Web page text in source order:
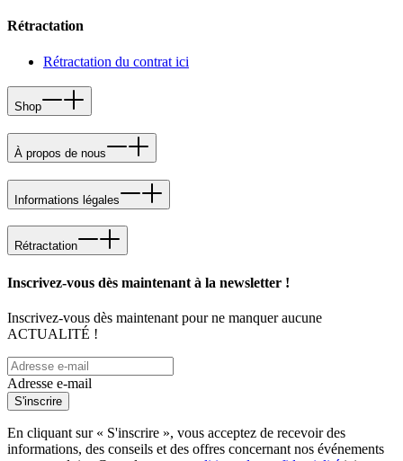
Rétractation
Rétractation du contrat ici
Shop
À propos de nous
Informations légales
Rétractation
Inscrivez-vous dès maintenant à la newsletter !
Inscrivez-vous dès maintenant pour ne manquer aucune
ACTUALITÉ !
Adresse e-mail
S'inscrire
En cliquant sur « S'inscrire », vous acceptez de recevoir des
informations, des conseils et des offres concernant nos événements